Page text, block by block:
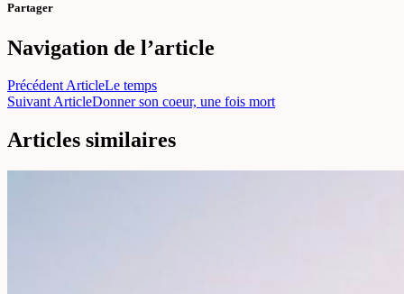
Partager
Navigation de l’article
Précédent ArticleLe temps
Suivant ArticleDonner son coeur, une fois mort
Articles similaires